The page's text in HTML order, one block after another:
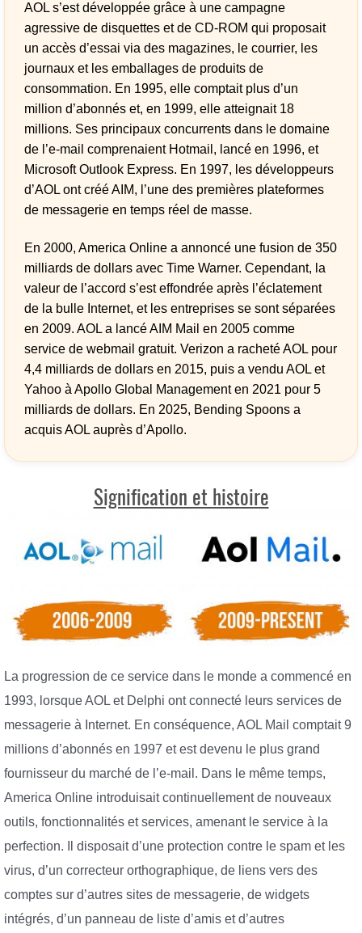
AOL s’est développée grâce à une campagne
agressive de disquettes et de CD-ROM qui proposait
un accès d’essai via des magazines, le courrier, les
journaux et les emballages de produits de
consommation. En 1995, elle comptait plus d’un
million d’abonnés et, en 1999, elle atteignait 18
millions. Ses principaux concurrents dans le domaine
de l’e-mail comprenaient Hotmail, lancé en 1996, et
Microsoft Outlook Express. En 1997, les développeurs
d’AOL ont créé AIM, l’une des premières plateformes
de messagerie en temps réel de masse.
En 2000, America Online a annoncé une fusion de 350
milliards de dollars avec Time Warner. Cependant, la
valeur de l’accord s’est effondrée après l’éclatement
de la bulle Internet, et les entreprises se sont séparées
en 2009. AOL a lancé AIM Mail en 2005 comme
service de webmail gratuit. Verizon a racheté AOL pour
4,4 milliards de dollars en 2015, puis a vendu AOL et
Yahoo à Apollo Global Management en 2021 pour 5
milliards de dollars. En 2025, Bending Spoons a
acquis AOL auprès d’Apollo.
Signification et histoire
La progression de ce service dans le monde a commencé en
1993, lorsque AOL et Delphi ont connecté leurs services de
messagerie à Internet. En conséquence, AOL Mail comptait 9
millions d’abonnés en 1997 et est devenu le plus grand
fournisseur du marché de l’e-mail. Dans le même temps,
America Online introduisait continuellement de nouveaux
outils, fonctionnalités et services, amenant le service à la
perfection. Il disposait d’une protection contre le spam et les
virus, d’un correcteur orthographique, de liens vers des
comptes sur d’autres sites de messagerie, de widgets
intégrés, d’un panneau de liste d’amis et d’autres